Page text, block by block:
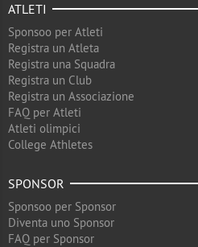
ATLETI
Sponsoo per Atleti
Registra un Atleta
Registra una Squadra
Registra un Club
Registra un Associazione
FAQ per Atleti
Atleti olimpici
College Athletes
SPONSOR
Sponsoo per Sponsor
Diventa uno Sponsor
FAQ per Sponsor